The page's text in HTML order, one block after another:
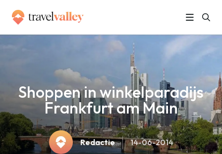
Shoppen in winkelparadijs
Frankfurt am Main
Redactie 14-06-2014